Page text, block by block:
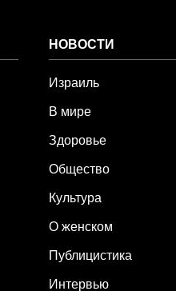
НОВОСТИ
Израиль
В мире
Здоровье
Общество
Культура
О женском
Публицистика
Интервью